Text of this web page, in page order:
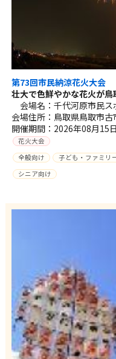
第73回市民納涼花火大会
壮大で色鮮やかな花火が
会場名：千代河原市民ス
会場住所：鳥取県鳥取市古
開催期間：2026年08月15
花火大会
全般向け
子ども・ファミリ
シニア向け